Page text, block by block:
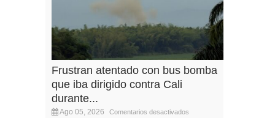
Frustran atentado con bus bomba
que iba dirigido contra Cali
durante...
Ago 05, 2026 Comentarios desactivados